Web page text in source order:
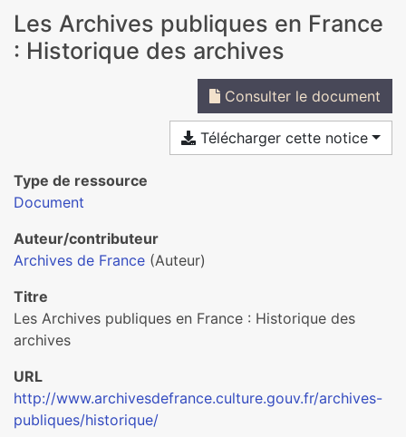
Les Archives publiques en France
: Historique des archives
Consulter le document
Télécharger cette notice
Type de ressource
Document
Auteur/contributeur
Archives de France (Auteur)
Titre
Les Archives publiques en France : Historique des
archives
URL
http://www.archivesdefrance.culture.gouv.fr/archives-
publiques/historique/